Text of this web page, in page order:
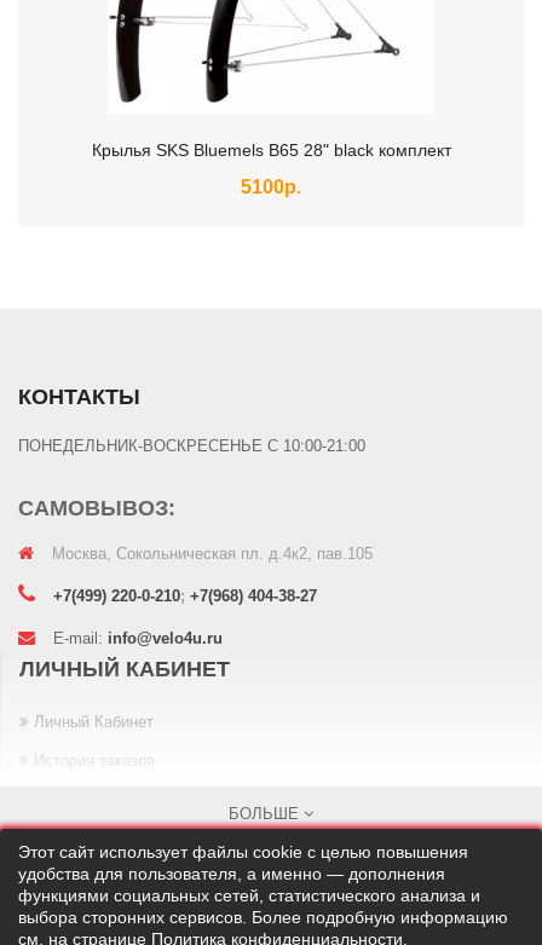
Крылья SKS Bluemels B65 28" black комплект
5100р.
КОНТАКТЫ
ПОНЕДЕЛЬНИК-ВОСКРЕСЕНЬЕ С 10:00-21:00
САМОВЫВОЗ:
Москва, Сокольническая пл. д.4к2, пав.105
+7(499) 220-0-210; +7(968) 404-38-27
E-mail: info@velo4u.ru
ЛИЧНЫЙ КАБИНЕТ
Личный Кабинет
История заказов
ИНФОРМАЦИЯ
О нас
БОЛЬШЕ
Этот сайт использует файлы cookie с целью повышения
удобства для пользователя, а именно — дополнения
функциями социальных сетей, статистического анализа и
выбора сторонних сервисов. Более подробную информацию
см. на странице Политика конфиденциальности